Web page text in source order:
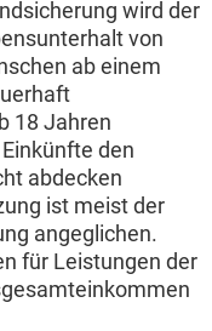
wird der
von
ab einem
18 Jahren
den
abdecken
ist meist der
angeglichen.
für Leistungen der